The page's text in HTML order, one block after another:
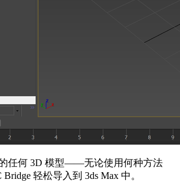
任何 3D 模型——无论使用何种方法
轻松导入到 3ds Max 中。